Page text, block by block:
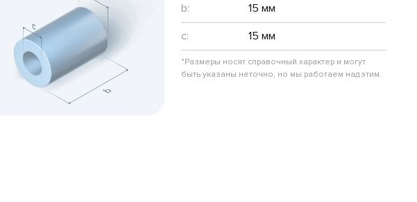
b:
15 мм
c:
15 мм
*Размеры носят справочный характер и могут
быть указаны неточно, но мы работаем над этим.